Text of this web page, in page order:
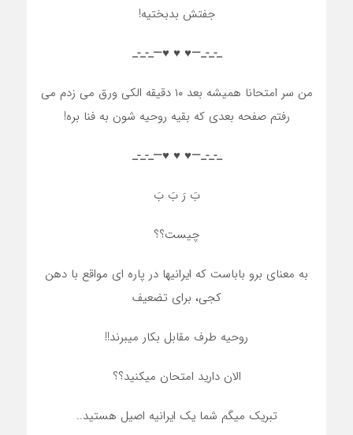
جفتش بدبختیه!
_-_-_—♥️ ♥️ ♥️—_-_-_
من سر امتحانا همیشه بعد ۱۰ دقیقه الکی ورق می زدم می
رفتم صفحه بعدی که بقیه روحیه شون به فنا بره!
_-_-_—♥️ ♥️ ♥️—_-_-_
بَ رَ بَ بَ
چیست؟؟
به معنای برو باباست که ایرانیها در پاره ای مواقع با دهن
کجی، برای تضعیف
روحیه طرف مقابل بکار میبرند!!
الان دارید امتحان میکنید؟؟
تبریک میگم شما یک ایرانیه اصیل هستید..